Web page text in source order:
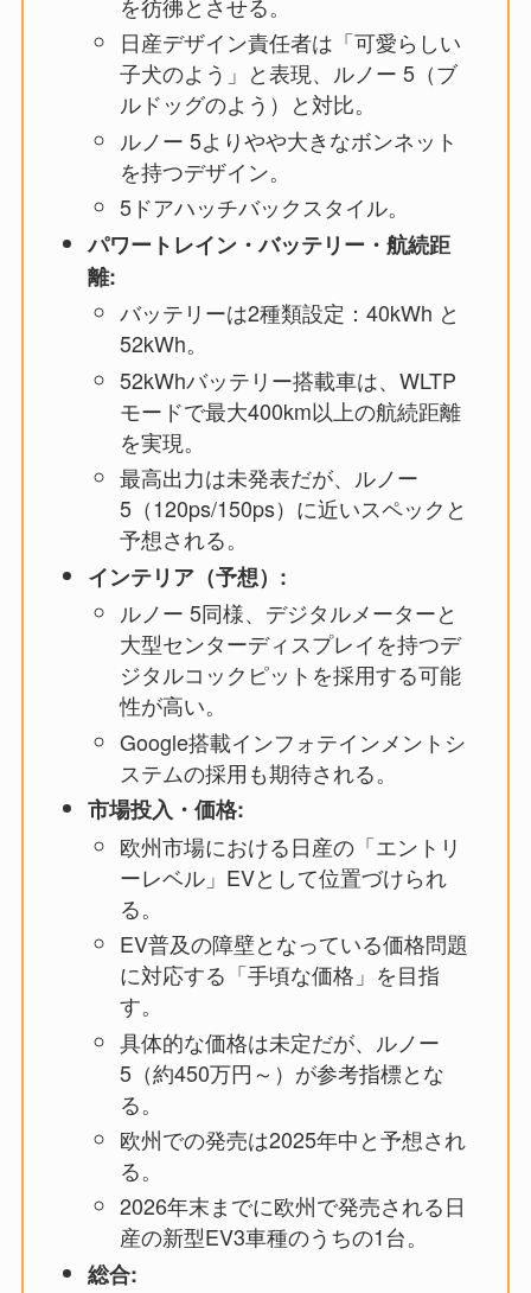
日産デザイン責任者は「可愛らしい
子犬のよう」と表現、ルノー 5（ブ
ルドッグのよう）と対比。
ルノー 5よりやや大きなボンネット
を持つデザイン。
5ドアハッチバックスタイル。
パワートレイン・バッテリー・航続距
離:
バッテリーは2種類設定：40kWh と
52kWh。
52kWhバッテリー搭載車は、WLTP
モードで最大400km以上の航続距離
を実現。
最高出力は未発表だが、ルノー
5（120ps/150ps）に近いスペックと
予想される。
インテリア（予想）:
ルノー 5同様、デジタルメーターと
大型センターディスプレイを持つデ
ジタルコックピットを採用する可能
性が高い。
Google搭載インフォテインメントシ
ステムの採用も期待される。
市場投入・価格:
欧州市場における日産の「エントリ
ーレベル」EVとして位置づけられ
る。
EV普及の障壁となっている価格問題
に対応する「手頃な価格」を目指
す。
具体的な価格は未定だが、ルノー
5（約450万円～）が参考指標とな
る。
欧州での発売は2025年中と予想され
る。
2026年末までに欧州で発売される日
産の新型EV3車種のうちの1台。
総合: